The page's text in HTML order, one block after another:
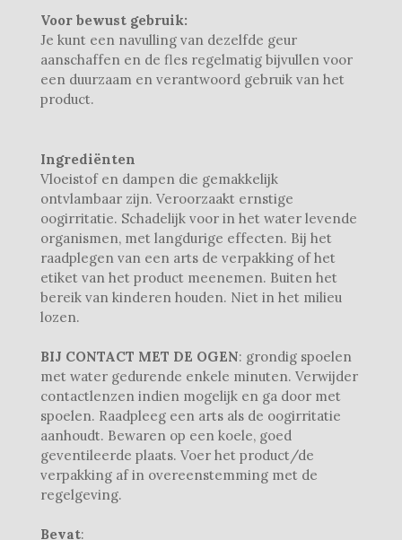
Voor bewust gebruik:
Je kunt een navulling van dezelfde geur
aanschaffen en de fles regelmatig bijvullen voor
een duurzaam en verantwoord gebruik van het
product.
Ingrediënten
Vloeistof en dampen die gemakkelijk
ontvlambaar zijn. Veroorzaakt ernstige
oogirritatie. Schadelijk voor in het water levende
organismen, met langdurige effecten. Bij het
raadplegen van een arts de verpakking of het
etiket van het product meenemen. Buiten het
bereik van kinderen houden. Niet in het milieu
lozen.
BIJ CONTACT MET DE OGEN: grondig spoelen
met water gedurende enkele minuten. Verwijder
contactlenzen indien mogelijk en ga door met
spoelen. Raadpleeg een arts als de oogirritatie
aanhoudt. Bewaren op een koele, goed
geventileerde plaats. Voer het product/de
verpakking af in overeenstemming met de
regelgeving.
Bevat: